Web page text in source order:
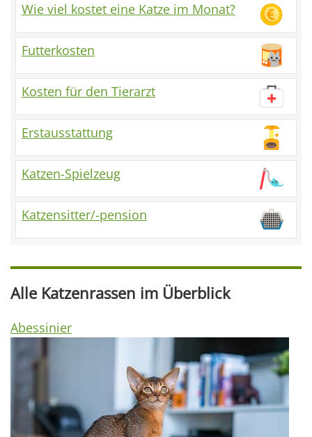
Wie viel kostet eine Katze im Monat?
Futterkosten
Kosten für den Tierarzt
Erstausstattung
Katzen-Spielzeug
Katzensitter/-pension
Alle Katzenrassen im Überblick
Abessinier